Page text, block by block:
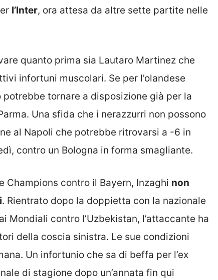
l’Inter, ora attesa da altre sette partite nelle
quanto prima sia Lautaro Martinez che
infortuni muscolari. Se per l’olandese
tornare a disposizione già per la
Una sfida che i nerazzurri non possono
al Napoli che potrebbe ritrovarsi a -6 in
contro un Bologna in forma smagliante.
contro il Bayern, Inzaghi non
. Rientrato dopo la doppietta con la nazionale
Mondiali contro l’Uzbekistan, l’attaccante ha
della coscia sinistra. Le sue condizioni
Un infortunio che sa di beffa per l’ex
di stagione dopo un’annata fin qui